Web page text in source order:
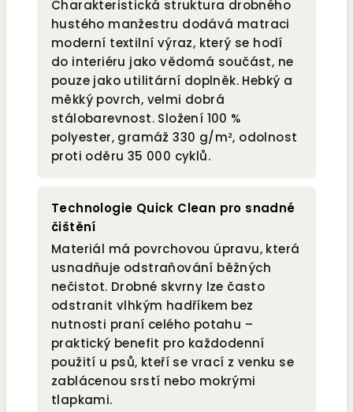
Charakteristická struktura drobného
hustého manžestru dodává matraci
moderní textilní výraz, který se hodí
do interiéru jako vědomá součást, ne
pouze jako utilitární doplněk. Hebký a
měkký povrch, velmi dobrá
stálobarevnost. Složení 100 %
polyester, gramáž 330 g/m², odolnost
proti oděru 35 000 cyklů.
Technologie Quick Clean pro snadné
čištění
Materiál má povrchovou úpravu, která
usnadňuje odstraňování běžných
nečistot. Drobné skvrny lze často
odstranit vlhkým hadříkem bez
nutnosti praní celého potahu –
praktický benefit pro každodenní
použití u psů, kteří se vrací z venku se
zablácenou srstí nebo mokrými
tlapkami.